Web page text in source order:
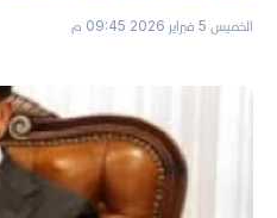
الخميس 5 فبراير 2026 09:45 م